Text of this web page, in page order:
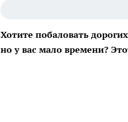
Хотите побаловать
но у вас мало времени?